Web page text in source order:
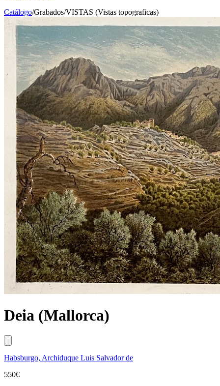
Catálogo/Grabados/VISTAS (Vistas topograficas)
Deia (Mallorca)
Habsburgo, Archiduque Luis Salvador de
550€